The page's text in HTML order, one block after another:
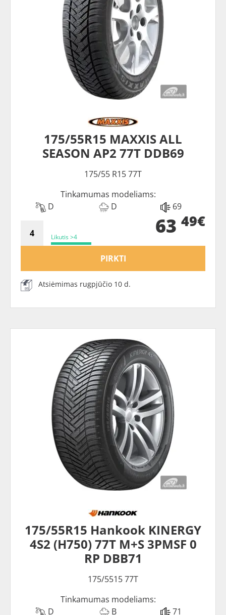
175/55R15 MAXXIS ALL
SEASON AP2 77T DDB69
175/55 R15 77T
Tinkamumas modeliams:
D
D 69
Likutis >4 63 49€
PIRKTI
Atsiėmimas rugpjūčio 10 d.
175/55R15 Hankook KINERGY
4S2 (H750) 77T M+S 3PMSF 0
RP DBB71
175/5515 77T
Tinkamumas modeliams:
D
B 71